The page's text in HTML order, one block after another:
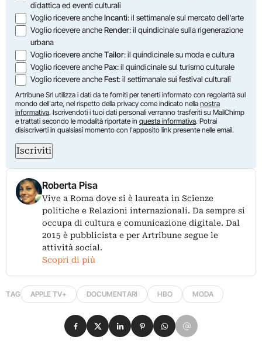
didattica ed eventi culturali
Voglio ricevere ancheIncanti: il settimanale sul mercato dell'arte
Voglio ricevere ancheRender: il quindicinale sulla rigenerazione
urbana
Voglio ricevere ancheTailor: il quindicinale su moda e cultura
Voglio ricevere anchePax: il quindicinale sul turismo culturale
Voglio ricevere ancheFest: il settimanale sui festival culturali
Artribune Srl utilizza i dati da te forniti per tenerti informato con regolarità sul
mondo dell'arte, nel rispetto della privacy come indicato nella nostra
informativa. Iscrivendoti i tuoi dati personali verranno trasferiti su MailChimp
e trattati secondo le modalità riportate in questa informativa. Potrai
disiscriverti in qualsiasi momento con l'apposito link presente nelle email.
Iscriviti
Roberta Pisa
Vive a Roma dove si è laureata in Scienze
politiche e Relazioni internazionali. Da sempre si
occupa di cultura e comunicazione digitale. Dal
2015 è pubblicista e per Artribune segue le
attività social.
Scopri di più
TAG APPLE TV+ DOCUMENTARI HBO MODA
Condividi su Facebook
Condividi su X
Condividi su LinkedIn
Condividi su Pinterest
Condividi su WhatsApp
Condividi su Email